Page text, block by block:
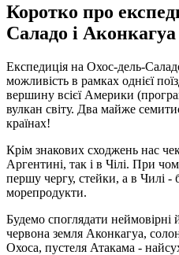
Коротко про
Саладо і Аконкагуа
Експедиція на Охос-дель-
можливість в рамках однієї
вершину всієї Америки
вулкан світу. Два майже
країнах!
Крім знакових сходжень нас
Аргентині, так і в Чілі. При
першу чергу, стейки, а в Чилі -
морепродукти.
Будемо споглядати неймовірні
червона земля Аконкагуа,
Охоса, пустеля Атакама -